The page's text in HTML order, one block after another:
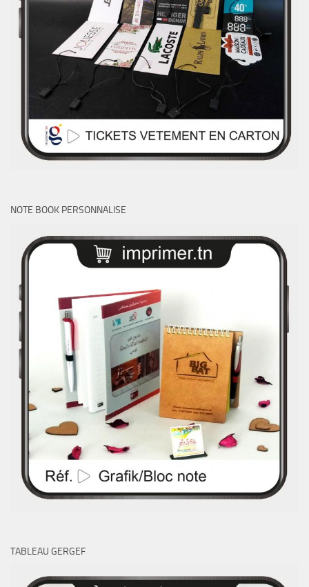
NOTE BOOK PERSONNALISE
TABLEAU GERGEF